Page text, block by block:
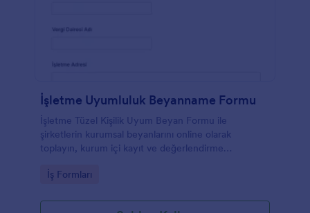
İşletme Uyumluluk Beyanname Formu
İşletme Tüzel Kişilik Uyum Beyan Formu ile
şirketlerin kurumsal beyanlarını online olarak
toplayın, kurum içi kayıt ve değerlendirme
kolaylaştırın.
Go to Category:
İş Formları